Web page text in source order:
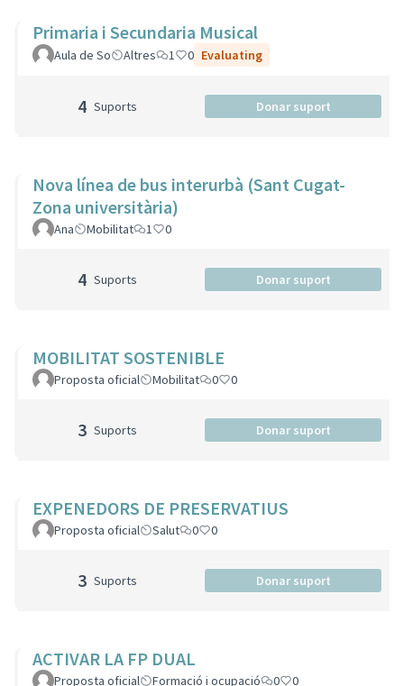
Primaria i Secundaria Musical
Aula de So Altres 1 0 Evaluating
4 Suports Donar suport
Nova línea de bus interurbà (Sant Cugat-
Zona universitària)
Ana Mobilitat 1 0
4 Suports Donar suport
MOBILITAT SOSTENIBLE
Proposta oficial Mobilitat 0 0
3 Suports Donar suport
EXPENEDORS DE PRESERVATIUS
Proposta oficial Salut 0 0
3 Suports Donar suport
ACTIVAR LA FP DUAL
Proposta oficial Formació i ocupació 0 0